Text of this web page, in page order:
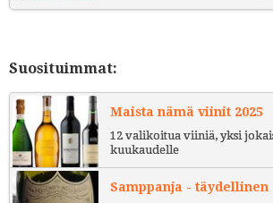
Suosituimmat:
Maista nämä viinit 2025
12 valikoitua viiniä, yksi
kuukaudelle
Samppanja - täydellinen